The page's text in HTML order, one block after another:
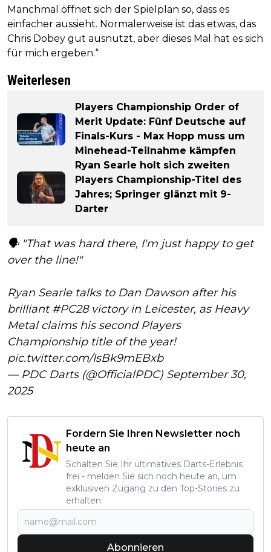
Manchmal öffnet sich der Spielplan so, dass es
einfacher aussieht. Normalerweise ist das etwas, das
Chris Dobey gut ausnutzt, aber dieses Mal hat es sich
für mich ergeben.“
Weiterlesen
Players Championship Order of
Merit Update: Fünf Deutsche auf
Finals-Kurs - Max Hopp muss um
Minehead-Teilnahme kämpfen
Ryan Searle holt sich zweiten
Players Championship-Titel des
Jahres; Springer glänzt mit 9-
Darter
🗣️ "That was hard there, I'm just happy to get
over the line!"
Ryan Searle talks to Dan Dawson after his
brilliant#PC28victory in Leicester, as Heavy
Metal claims his second Players
Championship title of the year!
pic.twitter.com/IsBk9mEBxb
— PDC Darts (@OfficialPDC) September 30,
2025
Fordern Sie Ihren Newsletter noch
heute an
Schalten Sie Ihr ultimatives Darts-Erlebnis
frei - melden Sie sich noch heute an, um
exklusiven Zugang zu den Top-Stories zu
erhalten.
Abonnieren